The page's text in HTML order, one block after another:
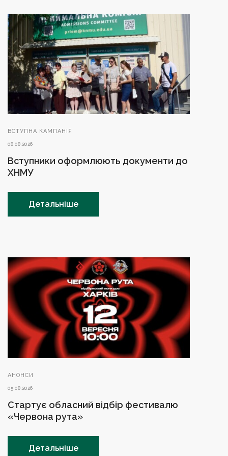
ВСТУПНА КАМПАНІЯ
08.08.2026
Вступники оформлюють документи до
ХНМУ
Детальніше
АНОНСИ
05.08.2026
Стартує обласний відбір фестивалю
«Червона рута»
Детальніше